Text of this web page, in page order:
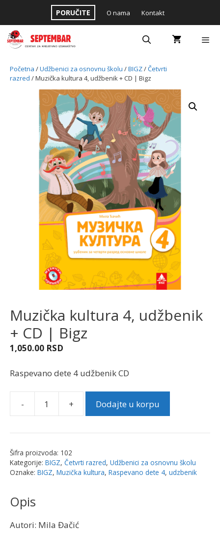
content
PORUČITE O nama Kontakt
Početna /Udžbenici za osnovnu školu /BIGZ/Četvrti
razred / Muzička kultura 4, udžbenik + CD | Bigz
Muzička kultura 4, udžbenik
+ CD | Bigz
1,050.00 RSD
Raspevano dete 4 udžbenik CD
-
Muzička
4,
+
CD
+ Dodajte u korpu
Šifra proizvoda: 102
Kategorije: BIGZ, Četvrti razred, Udžbenici za osnovnu školu
Oznake: BIGZ, Muzička kultura, Raspevano dete 4, udzbenik
Opis
Autori: Mila Đačić